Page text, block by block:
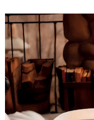
Nye retningslinjer
Sjeldnere hos
GMT bidro til
TIPS OG RÅD
Tips og råd i
LEGEN LESER
Hva leser Espen
RELIS
Godt nytt år!
LYRIKKSTAFETTEN
Løft blikket!